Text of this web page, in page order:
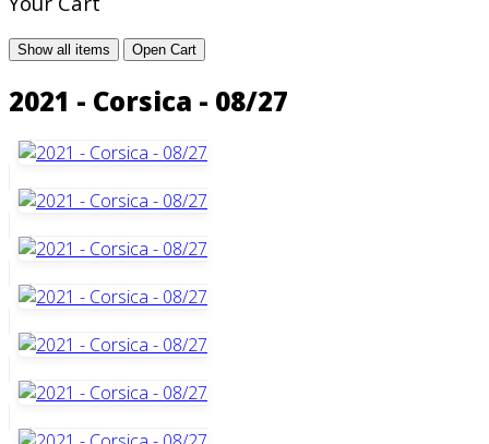
Show all items Open Cart
2021 - Corsica - 08/27